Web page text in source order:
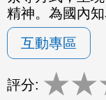
精神。為國內知
互動專區
評分: ★★